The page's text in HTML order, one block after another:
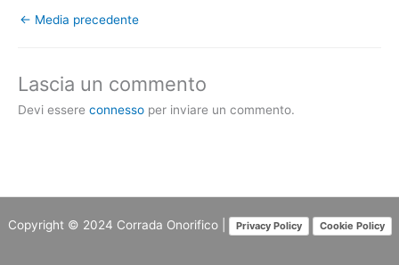
← Media precedente
Lascia un commento
Devi essere connesso per inviare un commento.
Copyright © 2024 Corrada Onorifico| Privacy Policy Cookie Policy